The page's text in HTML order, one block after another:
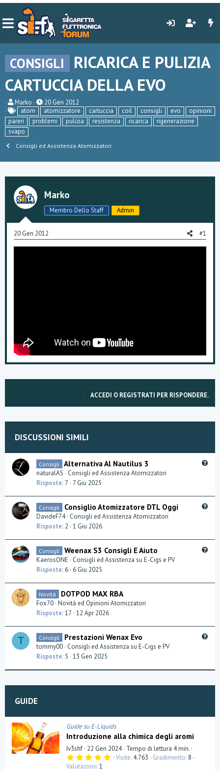
CONSIGLI
RICARICA E PULIZIA
CARTUCCIA DELLA EVO
C
r
e
a
t
c
u
s
n
Marko
D
a
t
a
i
20 Gen 2012
atom
atomizzatore cartuccia coil consigli evo
opinioni
pareri
problemi pulizia resistenza ricarica
rigenerazione
svapo
Consigli ed Assistenza Atomizzatori
Marko
Membro Dello Staff Admin
20 Gen 2012 #1
ACCEDI O REGISTRATI PER RISPONDERE.
DISCUSSIONI SIMILI
Consigli Alternativa Al Nautilus 3
naturalAS
Consigli ed Assistenza Atomizzatori
Risposte 7 7 Giu 2025
Consigli Consiglio Atomizzatore DTL Oggi
DavideF74 Consigli ed Assistenza Atomizzatori
Risposte 2 1 Giu 2026
Consigli Weenax S3 Consigli E Aiuto
KaerosONE
Consigli ed Assistenza su E-Cigs e PV
Risposte 6 6 Giu 2025
Novità DOTPOD MAX RBA
Fox70 Novità ed Opinioni Atomizzatori
Risposte 17 12 Apr 2026
T
t
Consigli Prestazioni Wenax Evo
tommy00 Consigli ed Assistenza su E-Cigs e PV
Risposte 5 13 Gen 2025
GUIDE
Guide su E-Liquids
Introduzione alla chimica degli aromi
Iv3shf 22 Gen 2024 Tempo di lettura 4 min.
5 Visite 4.763 Gradimento 8
Valutazioni 1